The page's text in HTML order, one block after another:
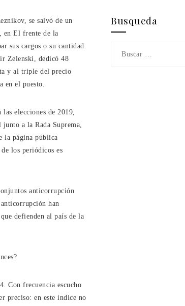
se salvó de un
en El frente de la
sus cargos o su cantidad.
Zelenski, dedicó 48
y al triple del precio
en el puesto.
elecciones de 2019,
a la Rada Suprema,
la página pública
los periódicos es
anticorrupción
han
defienden al país de la
Con frecuencia escucho
preciso: en este índice no
Busqueda